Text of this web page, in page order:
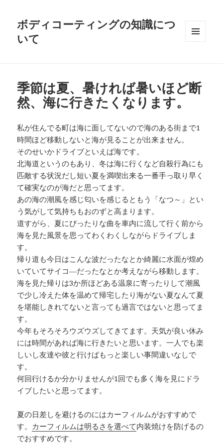
ボディコーティングの知識につ
いて
季節は夏、暑ければ暑いほど断
然、海に行きたくなります。
私が住んでる町は海に面してないので海のある街まで1
時間ほど移動しないと海が見ることが出来ません。
そのせいかドライブといえば海です。
北海道というのもあり、冬は海に行くなど自殺行為にも
匹敵する状況だし短い夏を満喫出来る一番手っ取り早く
て確実なのが海だと思ってます。
あの海の潮風を感じ匂いを感じるともう「なつ～」とい
う気がして気持ちもおのずと高まります。
道すがら、夏にぴったりな曲を車内に流して行く前から
海を見た風景を思ってわくわくしながらドライブしま
す。
帰り道も今日はこんな波だったなとか綺麗に水面が煌め
いていてサイコ―だったなとか考えながら移動します。
海を見た帰りは3か所ほどある温泉に寄ったりして潮風
で少し冷えた体を温めて帰宅したり海がない夏なんて夏
を堪能しきれてないと言っても過言ではないと思ってま
す。
今年もそろそろウズウズしてきてます。天気が良い休み
には時間があれば海に行きたいと思います。一人でも楽
しいし友達や彼と行けばもっと楽しい事間違いなしで
す。
何回行けるか分かりませんが1回でも多く海を見にドラ
イブしたいと思ってます。
夏の日差しを避けるのにはカーフィルムがおすすめで
す。 カーフィルムは明るさを選べて内装焼けを防げるの
でおすすめです。